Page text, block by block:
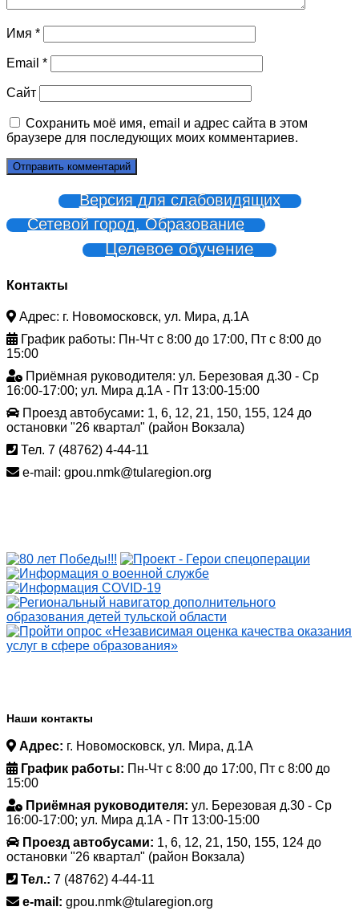
Имя *
Email *
Сайт
Сохранить моё имя, email и адрес сайта в этом
браузере для последующих моих комментариев.
Версия для слабовидящих
Сетевой город. Образование
Целевое обучение
Контакты
Адрес: г. Новомосковск, ул. Мира, д.1А
График работы: Пн-Чт с 8:00 до 17:00, Пт с 8:00 до
15:00
Приёмная руководителя: ул. Березовая д.30 - Ср
16:00-17:00; ул. Мира д.1А - Пт 13:00-15:00
Проезд автобусами: 1, 6, 12, 21, 150, 155, 124 до
остановки "26 квартал" (район Вокзала)
Тел. 7 (48762) 4-44-11
e-mail: gpou.nmk@tularegion.org
Наши контакты
Адрес: г. Новомосковск, ул. Мира, д.1А
График работы: Пн-Чт с 8:00 до 17:00, Пт с 8:00 до
15:00
Приёмная руководителя: ул. Березовая д.30 - Ср
16:00-17:00; ул. Мира д.1А - Пт 13:00-15:00
Проезд автобусами: 1, 6, 12, 21, 150, 155, 124 до
остановки "26 квартал" (район Вокзала)
Тел.: 7 (48762) 4-44-11
e-mail: gpou.nmk@tularegion.org